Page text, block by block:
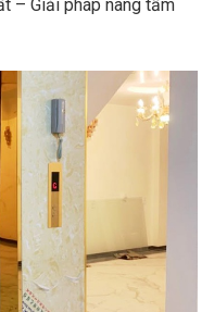
– Giải pháp nâng tầm